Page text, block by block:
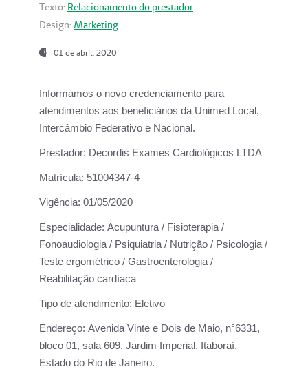
Texto: Relacionamento do prestador
Design: Marketing
01 de abril, 2020
Informamos o novo credenciamento para
atendimentos aos beneficiários da Unimed Local,
Intercâmbio Federativo e Nacional.
Prestador: Decordis Exames Cardiológicos LTDA
Matrícula: 51004347-4
Vigência: 01/05/2020
Especialidade: Acupuntura / Fisioterapia /
Fonoaudiologia / Psiquiatria / Nutrição / Psicologia /
Teste ergométrico / Gastroenterologia /
Reabilitação cardíaca
Tipo de atendimento: Eletivo
Endereço: Avenida Vinte e Dois de Maio, n°6331,
bloco 01, sala 609, Jardim Imperial, Itaboraí,
Estado do Rio de Janeiro.